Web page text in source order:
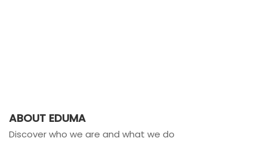
ABOUT EDUMA
Discover who we are and what we do